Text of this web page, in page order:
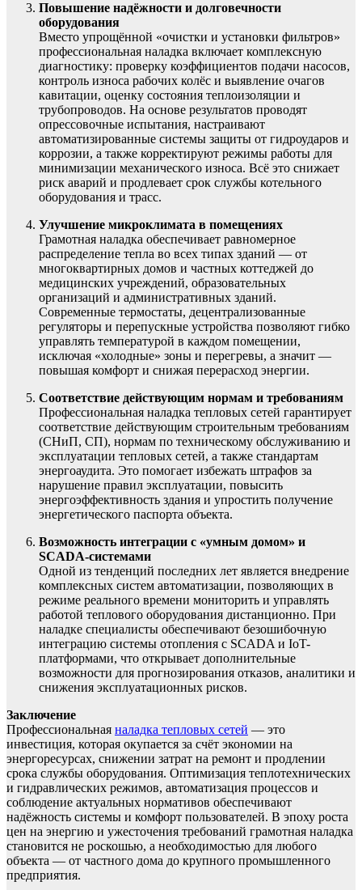
Повышение надёжности и долговечности
оборудования
Вместо упрощённой «очистки и установки фильтров»
профессиональная наладка включает комплексную
диагностику: проверку коэффициентов подачи насосов,
контроль износа рабочих колёс и выявление очагов
кавитации, оценку состояния теплоизоляции и
трубопроводов. На основе результатов проводят
опрессовочные испытания, настраивают
автоматизированные системы защиты от гидроударов и
коррозии, а также корректируют режимы работы для
минимизации механического износа. Всё это снижает
риск аварий и продлевает срок службы котельного
оборудования и трасс.
Улучшение микроклимата в помещениях
Грамотная наладка обеспечивает равномерное
распределение тепла во всех типах зданий — от
многоквартирных домов и частных коттеджей до
медицинских учреждений, образовательных
организаций и административных зданий.
Современные термостаты, децентрализованные
регуляторы и перепускные устройства позволяют гибко
управлять температурой в каждом помещении,
исключая «холодные» зоны и перегревы, а значит —
повышая комфорт и снижая перерасход энергии.
Соответствие действующим нормам и требованиям
Профессиональная наладка тепловых сетей гарантирует
соответствие действующим строительным требованиям
(СНиП, СП), нормам по техническому обслуживанию и
эксплуатации тепловых сетей, а также стандартам
энергоаудита. Это помогает избежать штрафов за
нарушение правил эксплуатации, повысить
энергоэффективность здания и упростить получение
энергетического паспорта объекта.
Возможность интеграции с «умным домом» и
SCADA-системами
Одной из тенденций последних лет является внедрение
комплексных систем автоматизации, позволяющих в
режиме реального времени мониторить и управлять
работой теплового оборудования дистанционно. При
наладке специалисты обеспечивают безошибочную
интеграцию системы отопления с SCADA и IoT-
платформами, что открывает дополнительные
возможности для прогнозирования отказов, аналитики и
снижения эксплуатационных рисков.
Заключение
Профессиональная наладка тепловых сетей — это
инвестиция, которая окупается за счёт экономии на
энергоресурсах, снижении затрат на ремонт и продлении
срока службы оборудования. Оптимизация теплотехнических
и гидравлических режимов, автоматизация процессов и
соблюдение актуальных нормативов обеспечивают
надёжность системы и комфорт пользователей. В эпоху роста
цен на энергию и ужесточения требований грамотная наладка
становится не роскошью, а необходимостью для любого
объекта — от частного дома до крупного промышленного
предприятия.